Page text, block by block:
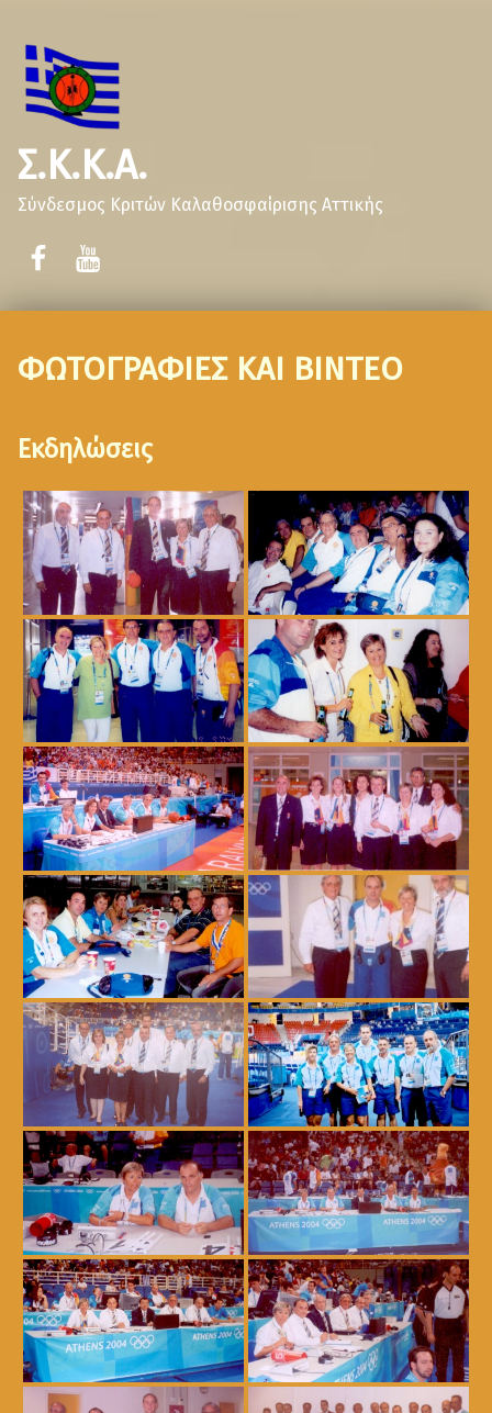
Σ.Κ.Κ.Α.
Σύνδεσμος Κριτών Καλαθοσφαίρισης Αττικής
ΦΩΤΟΓΡΑΦΙΕΣ ΚΑΙ ΒΙΝΤΕΟ
Εκδηλώσεις